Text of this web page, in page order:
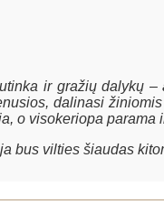
ir gražių dalykų
dalinasi
o visokeriopa parama
bus vilties šiaudas